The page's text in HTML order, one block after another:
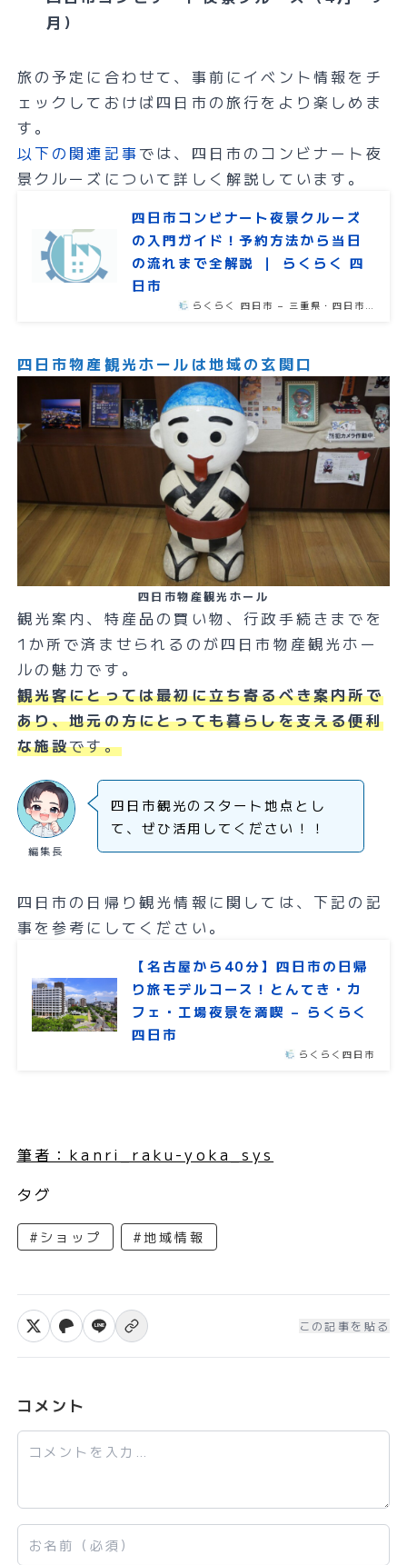
月）
旅の予定に合わせて、事前にイベント情報をチ
ェックしておけば四日市の旅行をより楽しめま
す。
以下の関連記事では、四日市のコンビナート夜
景クルーズについて詳しく解説しています。
四日市コンビナート夜景クルーズ
の入門ガイド！予約方法から当日
の流れまで全解説 ｜ らくらく 四
日市
らくらく 四日市 – 三重県・四日市…
四日市物産観光ホールは地域の玄関口
四日市物産観光ホール
観光案内、特産品の買い物、行政手続きまでを
1か所で済ませられるのが四日市物産観光ホー
ルの魅力です。
観光客にとっては最初に立ち寄るべき案内所で
あり、地元の方にとっても暮らしを支える便利
な施設です。
編集長
四日市観光のスタート地点とし
て、ぜひ活用してください！！
四日市の日帰り観光情報に関しては、下記の記
事を参考にしてください。
【名古屋から40分】四日市の日帰
り旅モデルコース！とんてき・カ
フェ・工場夜景を満喫 – らくらく
四日市
らくらく四日市
筆者：kanri_raku-yoka_sys
タグ
#ショップ #地域情報
Xでシェア
Facebookでシェア
LINEで送る
リンクをコピー この記事を貼る
コメント
コメント
お名前